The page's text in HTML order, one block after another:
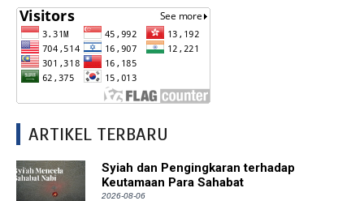
ARTIKEL TERBARU
Syiah dan Pengingkaran terhadap
Keutamaan Para Sahabat
2026-08-06